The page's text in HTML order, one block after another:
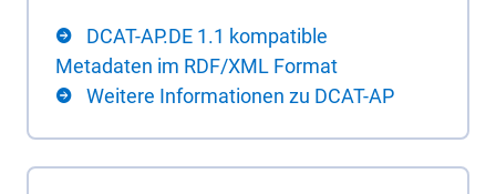
DCAT-AP.DE 1.1 kompatible
Metadaten im RDF/XML Format
Weitere Informationen zu DCAT-AP